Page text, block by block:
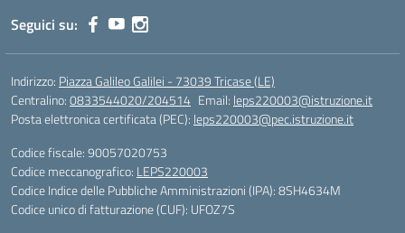
Seguici su:
Indirizzo: Piazza Galileo Galilei - 73039 Tricase (LE)
Centralino:0833544020/204514 Email: leps220003@istruzione.it
Posta elettronica certificata (PEC): leps220003@pec.istruzione.it
Codice fiscale: 90057020753
Codice meccanografico: LEPS220003
Codice Indice delle Pubbliche Amministrazioni (IPA): 8SH4634M
Codice unico di fatturazione (CUF): UFOZ7S